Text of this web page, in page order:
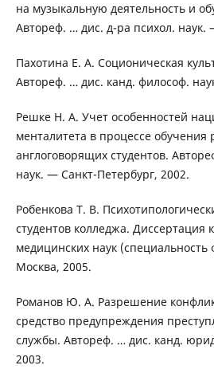
на музыкальную деятельность и
Автореф. … дис. д-ра психол. наук.
Пахотина Е. А. Соционическая
Автореф. … дис. канд. философ.
Решке Н. А. Учет особенностей
менталитета в процессе обучения
англоговорящих студентов.
наук. — Санкт-Петербург, 2002.
Робенкова Т. В.
студентов колледжа. Диссертация
медицинских наук
Москва, 2005.
Романов Ю. А. Разрешение
средство предупреждения
службы. Автореф. … дис. канд.
2003.